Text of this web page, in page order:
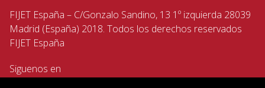
FIJET España – C/Gonzalo Sandino, 13 1º izquierda 28039
Madrid (España) 2018. Todos los derechos reservados
FIJET España
Siguenos en